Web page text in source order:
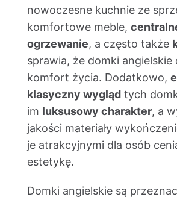
nowoczesne kuchnie ze
komfortowe meble,
ogrzewanie, a często także
sprawia, że domki angielskie
komfort życia. Dodatkowo,
klasyczny wyglądtych
im luksusowy charakter, a
jakości materiały
je atrakcyjnymi dla osób
estetykę.
Domki angielskie są